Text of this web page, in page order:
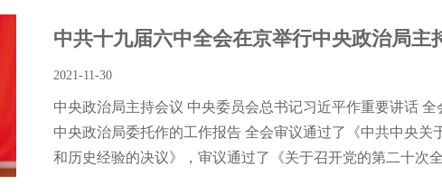
中共十九届六中全会在京举行中央政治局主
2021-11-30
中央政治局主持会议 中央委员会总书记习近平作重要讲话
中央政治局委托作的工作报告 全会审议通过了《中共中央关
和历史经验的决议》，审议通过了《关于召开党的第二十次